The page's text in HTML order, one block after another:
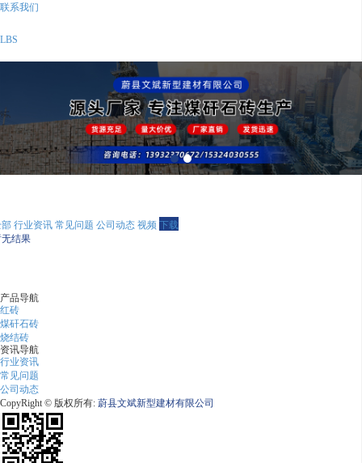
联系我们
LBS
行业资讯 常见问题 公司动态 视频 下载
结果
产品导航
红砖
煤矸石砖
烧结砖
资讯导航
行业资讯
常见问题
公司动态
CopyRight © 版权所有: 蔚县文斌新型建材有限公司